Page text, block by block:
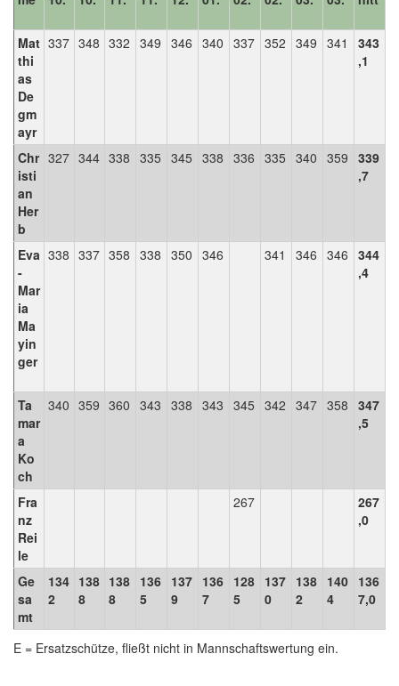
Mat
thi
as
De
gm
ayr
337 348 332 349 346 340 337 352 349 341
343
,1
Chr
isti
an
Her
b
327 344 338 335 345 338 336 335 340 359 339
,7
Eva
-
Mar
ia
Ma
yin
ger
338 337 358 338 350 346 341 346 346 344
,4
Ta
mar
a
Ko
ch
340 359 360 343 338 343 345 342 347 358 347
,5
Fra
nz
Rei
le
267
267
,0
Ge
sa
mt
134
2
138
8
138
8
136
5
137
9
136
7
128
5
137
0
138
2
140
4
136
7,0
E = Ersatzschütze, fließt nicht in Mannschaftswertung ein.